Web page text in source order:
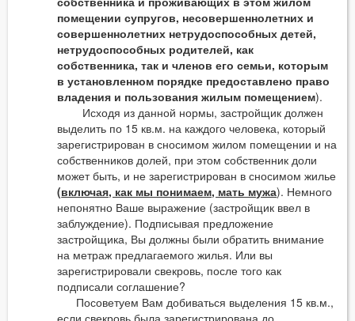
помещении супругов, несовершеннолетних и
совершеннолетних нетрудоспособных детей,
нетрудоспособных родителей, как
собственника, так и членов его семьи, которым
в установленном порядке предоставлено право
владения и пользования жилым помещением).
Исходя из данной нормы, застройщик должен
выделить по 15 кв.м. на каждого человека, который
зарегистрирован в сносимом жилом помещении и на
собственников долей, при этом собственник доли
может быть, и не зарегистрирован в сносимом жилье
(включая, как мы понимаем, мать мужа). Немного
непонятно Ваше выражение (застройщик ввел в
заблуждение). Подписывая предложение
застройщика, Вы должны были обратить внимание
на метраж предлагаемого жилья. Или вы
зарегистрировали свекровь, после того как
подписали соглашение?
Посоветуем Вам добиваться выделения 15 кв.м.,
если свекровь была зарегистрирована до